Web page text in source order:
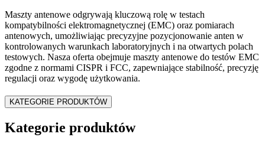
Maszty antenowe odgrywają kluczową rolę w testach
kompatybilności elektromagnetycznej (EMC) oraz pomiarach
antenowych, umożliwiając precyzyjne pozycjonowanie anten w
kontrolowanych warunkach laboratoryjnych i na otwartych polach
testowych. Nasza oferta obejmuje maszty antenowe do testów EMC
zgodne z normami CISPR i FCC, zapewniające stabilność, precyzję
regulacji oraz wygodę użytkowania.
KATEGORIE PRODUKTÓW
Kategorie produktów